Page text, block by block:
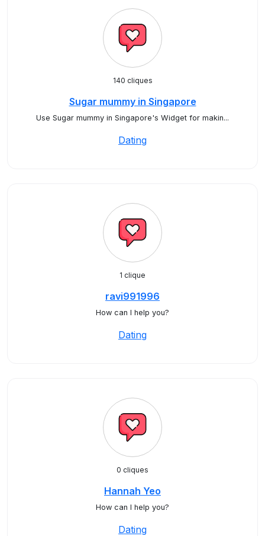
140 cliques
Sugar mummy in Singapore
Use Sugar mummy in Singapore's Widget for makin...
Dating
1 clique
ravi991996
How can I help you?
Dating
0 cliques
Hannah Yeo
How can I help you?
Dating